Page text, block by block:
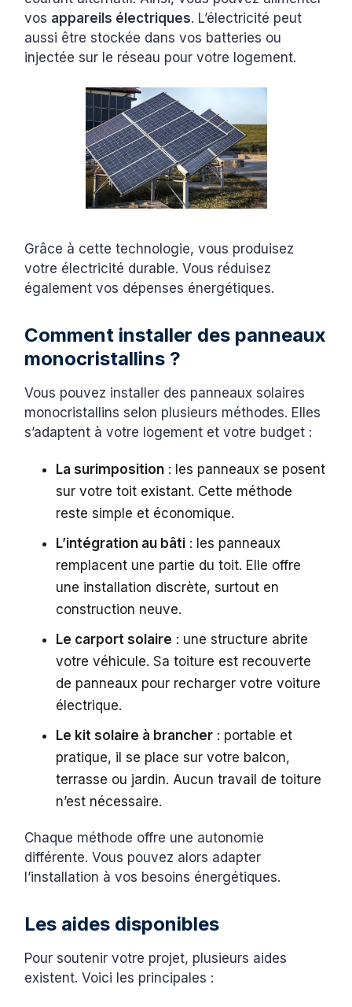
vos appareils électriques. L’électricité peut
aussi être stockée dans vos batteries ou
injectée sur le réseau pour votre logement.
Grâce à cette technologie, vous produisez
votre électricité durable. Vous réduisez
également vos dépenses énergétiques.
Comment installer des panneaux
monocristallins ?
Vous pouvez installer des panneaux solaires
monocristallins selon plusieurs méthodes. Elles
s’adaptent à votre logement et votre budget :
La surimposition : les panneaux se posent
sur votre toit existant. Cette méthode
reste simple et économique.
L’intégration au bâti : les panneaux
remplacent une partie du toit. Elle offre
une installation discrète, surtout en
construction neuve.
Le carport solaire : une structure abrite
votre véhicule. Sa toiture est recouverte
de panneaux pour recharger votre voiture
électrique.
Le kit solaire à brancher : portable et
pratique, il se place sur votre balcon,
terrasse ou jardin. Aucun travail de toiture
n’est nécessaire.
Chaque méthode offre une autonomie
différente. Vous pouvez alors adapter
l’installation à vos besoins énergétiques.
Les aides disponibles
Pour soutenir votre projet, plusieurs aides
existent. Voici les principales :